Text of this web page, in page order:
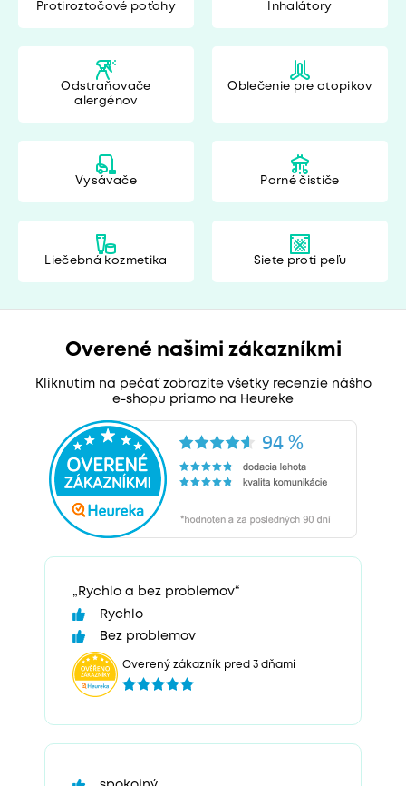
Protiroztočové poťahy Inhalátory
Odstraňovače
alergénov
Oblečenie pre atopikov
Vysávače Parné čističe
Liečebná kozmetika Siete proti peľu
Overené našimi zákazníkmi
Kliknutím na pečať zobrazíte všetky recenzie nášho
e-shopu priamo na Heureke
„Rychlo a bez problemov“
Rychlo
Bez problemov
Overený zákazník pred 3 dňami